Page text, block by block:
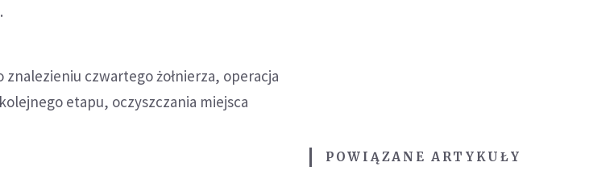
znalezieniu czwartego żołnierza, operacja
etapu, oczyszczania miejsca
POWIĄZANE ARTYKUŁY